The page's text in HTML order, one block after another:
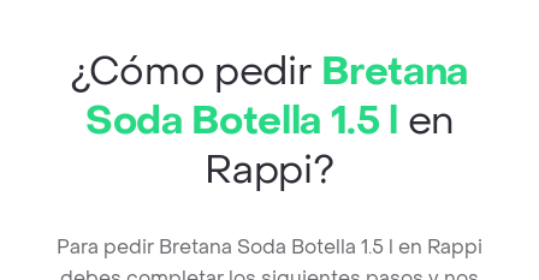
¿Cómo pedir Bretana
Soda Botella 1.5 l en
Rappi?
Para pedir Bretana Soda Botella 1.5 l en Rappi